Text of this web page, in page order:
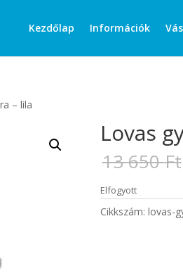
Kezdőlap Információk
search
– lila
Lovas
13 650Ft
Elfogyott
Cikkszám: lovas-